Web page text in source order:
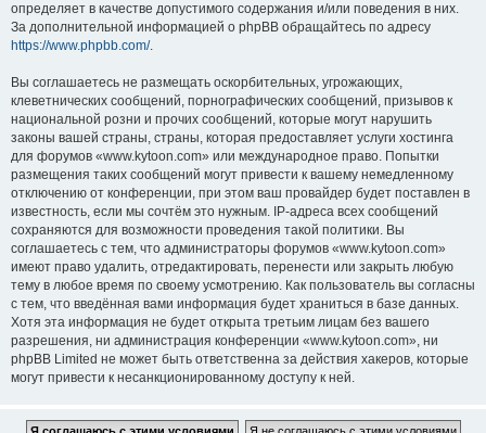
определяет в качестве допустимого содержания и/или поведения в них.
За дополнительной информацией о phpBB обращайтесь по адресу
https://www.phpbb.com/.
Вы соглашаетесь не размещать оскорбительных, угрожающих,
клеветнических сообщений, порнографических сообщений, призывов к
национальной розни и прочих сообщений, которые могут нарушить
законы вашей страны, страны, которая предоставляет услуги хостинга
для форумов «www.kytoon.com» или международное право. Попытки
размещения таких сообщений могут привести к вашему немедленному
отключению от конференции, при этом ваш провайдер будет поставлен в
известность, если мы сочтём это нужным. IP-адреса всех сообщений
сохраняются для возможности проведения такой политики. Вы
соглашаетесь с тем, что администраторы форумов «www.kytoon.com»
имеют право удалить, отредактировать, перенести или закрыть любую
тему в любое время по своему усмотрению. Как пользователь вы согласны
с тем, что введённая вами информация будет храниться в базе данных.
Хотя эта информация не будет открыта третьим лицам без вашего
разрешения, ни администрация конференции «www.kytoon.com», ни
phpBB Limited не может быть ответственна за действия хакеров, которые
могут привести к несанкционированному доступу к ней.